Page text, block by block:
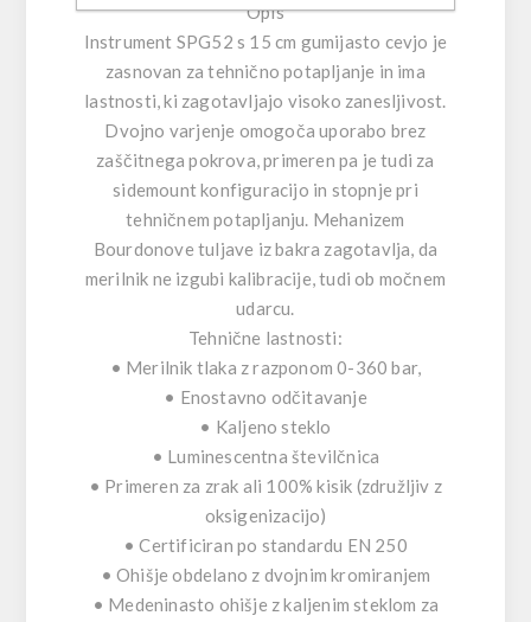
Opis
Instrument SPG52 s 15 cm gumijasto cevjo je
zasnovan za tehnično potapljanje in ima
lastnosti, ki zagotavljajo visoko zanesljivost.
Dvojno varjenje omogoča uporabo brez
zaščitnega pokrova, primeren pa je tudi za
sidemount konfiguracijo in stopnje pri
tehničnem potapljanju. Mehanizem
Bourdonove tuljave iz bakra zagotavlja, da
merilnik ne izgubi kalibracije, tudi ob močnem
udarcu.
Tehnične lastnosti:
• Merilnik tlaka z razponom 0-360 bar,
• Enostavno odčitavanje
• Kaljeno steklo
• Luminescentna številčnica
• Primeren za zrak ali 100% kisik (združljiv z
oksigenizacijo)
• Certificiran po standardu EN 250
• Ohišje obdelano z dvojnim kromiranjem
• Medeninasto ohišje z kaljenim steklom za